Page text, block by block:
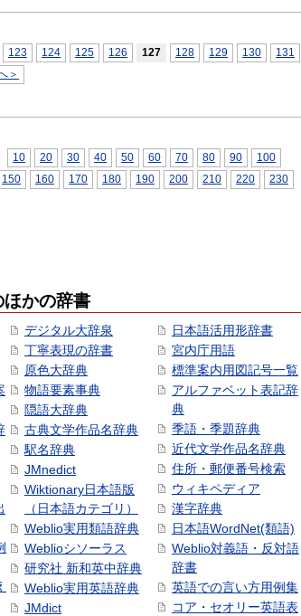
123 124 125 126 127 128 129 130
131
＞
10 20 30 40 50 60 70 80 90
100
150 160 170 180 190 200 210 220
230
ほかの辞書
デジタル大辞泉
丁寧表現の辞書
原色大辞典
物語要素事典
隠語大辞典
古典文学作品名辞典
駅名辞典
JMnedict
Wiktionary日本語版
（日本語カテゴリ）
Weblio実用類語辞典
Weblioシソーラス
研究社 新和英中辞典
Weblio実用英語辞典
JMdict
日本語活用形辞書
宮内庁用語
標準案内用図記号一覧
アルファベット表記辞
典
季語・季題辞典
近代文学作品名辞典
住所・郵便番号検索
ウィキペディア
漢字辞典
日本語WordNet(類語)
Weblio対義語・反対語
辞書
英語での言い方用例集
コア・セオリー英語表